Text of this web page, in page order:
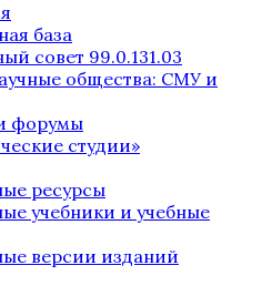
база
совет 99.0.131.03
общества: СМУ и
форумы
студии»
ресурсы
учебники и учебные
версии изданий